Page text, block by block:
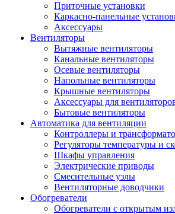
Приточные установки
Каркасно-панельные
Аксессуары
Вентиляторы
Вытяжные вентиляторы
Канальные вентиляторы
Осевые вентиляторы
Напольные вентиляторы
Крышные вентиляторы
Аксессуары для
Бытовые вентиляторы
Автоматика для вентиляции
Контроллеры и
Регуляторы температуры и
Шкафы управления
Электрические приводы
Смесительные узлы
Вентиляторные доводчики
Обогреватели
Обогреватели с открытым